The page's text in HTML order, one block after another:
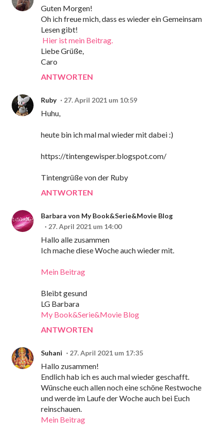
Guten Morgen!
Oh ich freue mich, dass es wieder ein Gemeinsam
Lesen gibt!
Hier ist mein Beitrag.
Liebe Grüße,
Caro
ANTWORTEN
Ruby 27. April 2021 um 10:59
Huhu,
heute bin ich mal mal wieder mit dabei :)
https://tintengewisper.blogspot.com/
Tintengrüße von der Ruby
ANTWORTEN
Barbara von My Book&Serie&Movie Blog
27. April 2021 um 14:00
Hallo alle zusammen
Ich mache diese Woche auch wieder mit.
Mein Beitrag
Bleibt gesund
LG Barbara
My Book&Serie&Movie Blog
ANTWORTEN
Suhani 27. April 2021 um 17:35
Hallo zusammen!
Endlich hab ich es auch mal wieder geschafft.
Wünsche euch allen noch eine schöne Restwoche
und werde im Laufe der Woche auch bei Euch
reinschauen.
Mein Beitrag